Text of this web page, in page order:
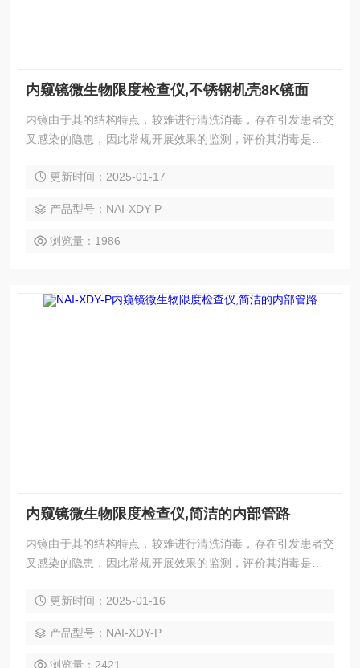
内窥镜微生物限度检查仪,不锈钢机壳8K镜面
内镜由于其的结构特点，较难进行清洗消毒，存在引发患者交
叉感染的隐患，因此常规开展效果的监测，评价其消毒是否达
更新时间：2025-01-17
产品型号：NAI-XDY-P
浏览量：1986
内窥镜微生物限度检查仪,简洁的内部管路
内镜由于其的结构特点，较难进行清洗消毒，存在引发患者交
叉感染的隐患，因此常规开展效果的监测，评价其消毒是否达
更新时间：2025-01-16
产品型号：NAI-XDY-P
浏览量：2421